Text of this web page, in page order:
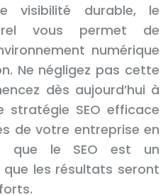
visibilité durable, le
vous permet de
numérique
Ne négligez pas cette
dès aujourd’hui à
SEO efficace
de votre entreprise en
que le SEO est un
les résultats seront